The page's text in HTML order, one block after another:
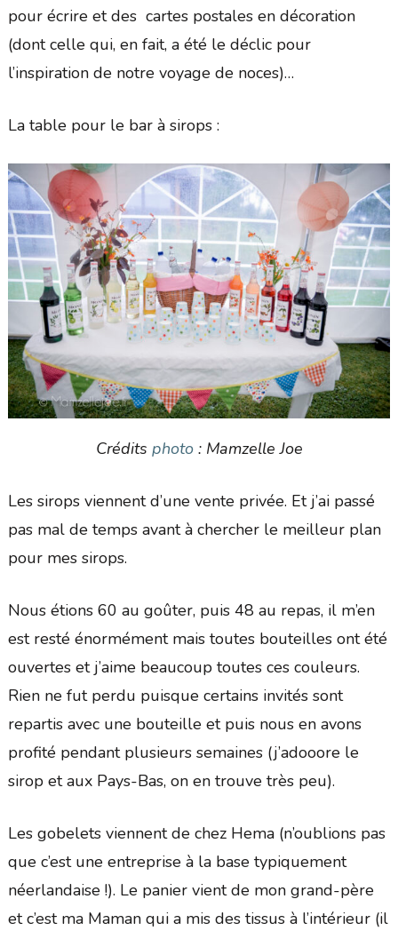
pour écrire et des cartes postales en décoration
(dont celle qui, en fait, a été le déclic pour
l’inspiration de notre voyage de noces)…
La table pour le bar à sirops :
Crédits photo: Mamzelle Joe
Les sirops viennent d’une vente privée. Et j’ai passé
pas mal de temps avant à chercher le meilleur plan
pour mes sirops.
Nous étions 60 au goûter, puis 48 au repas, il m’en
est resté énormément mais toutes bouteilles ont été
ouvertes et j’aime beaucoup toutes ces couleurs.
Rien ne fut perdu puisque certains invités sont
repartis avec une bouteille et puis nous en avons
profité pendant plusieurs semaines (j’adooore le
sirop et aux Pays-Bas, on en trouve très peu).
Les gobelets viennent de chez Hema (n’oublions pas
que c’est une entreprise à la base typiquement
néerlandaise !). Le panier vient de mon grand-père
et c’est ma Maman qui a mis des tissus à l’intérieur (il